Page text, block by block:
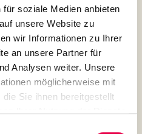
soziale Medien anbieten
unsere Website zu
wir Informationen zu Ihrer
an unsere Partner für
Analysen weiter. Unsere
möglicherweise mit
Sie ihnen bereitgestellt
Ihrer Nutzung der Dienste